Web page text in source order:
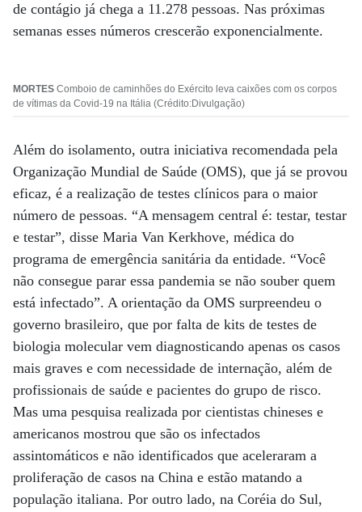
de contágio já chega a 11.278 pessoas. Nas próximas
semanas esses números crescerão exponencialmente.
MORTES Comboio de caminhões do Exército leva caixões com os corpos
de vítimas da Covid-19 na Itália (Crédito:Divulgação)
Além do isolamento, outra iniciativa recomendada pela
Organização Mundial de Saúde (OMS), que já se provou
eficaz, é a realização de testes clínicos para o maior
número de pessoas. “A mensagem central é: testar, testar
e testar”, disse Maria Van Kerkhove, médica do
programa de emergência sanitária da entidade. “Você
não consegue parar essa pandemia se não souber quem
está infectado”. A orientação da OMS surpreendeu o
governo brasileiro, que por falta de kits de testes de
biologia molecular vem diagnosticando apenas os casos
mais graves e com necessidade de internação, além de
profissionais de saúde e pacientes do grupo de risco.
Mas uma pesquisa realizada por cientistas chineses e
americanos mostrou que são os infectados
assintomáticos e não identificados que aceleraram a
proliferação de casos na China e estão matando a
população italiana. Por outro lado, na Coréia do Sul,